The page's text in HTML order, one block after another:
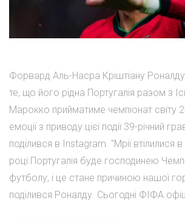
Форвард Аль-Насра Кріштіану
те, що його рідна Португалія разом з
Марокко прийматиме чемпіонат світу
емоції з приводу цієї події 39-річний
поділився в Instagram. "Мрії втілилися
році Португалія буде господинею
футболу, і це стане причиною нашої
поділився Роналду. Сьогодні ФІФА